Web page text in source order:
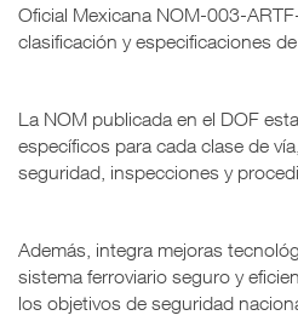
Oficial Mexicana NOM-003-
clasificación y especificaciones de
La NOM publicada en el DOF
específicos para cada clase de
seguridad, inspecciones y
Además, integra mejoras
sistema ferroviario seguro y
los objetivos de seguridad